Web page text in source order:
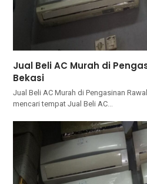
Jual Beli AC Murah di
Bekasi
Jual Beli AC Murah di Pengasinan
mencari tempat Jual Beli AC…